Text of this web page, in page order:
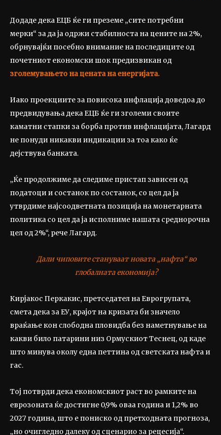
Додаде дека ЕЦБ ќе ги преземе „сите потребни
мерки“ за да ја одржи стабилноста на цените на 2%,
обрнувајќи посебно внимание на последиците од
почетниот економски шок предизвикан од
зголемувањето на цената на енергијата.
Иако проекциите за повисока инфлација доведоа до
предвидувања дека ЕЦБ ќе ги зголеми своите
каматни стапки за борба против инфлацијата, Лагард
не понуди никакви индикации за тоа како ќе
дејствува банката.
„Ќе продолжиме да следиме пристап зависен од
податоци и состанок по состанок, со цел да ја
утврдиме најсоодветната позиција на монетарната
политика со цел да ја исполниме нашата среднорочна
цел од 2%“, рече Лагард.
Дали чиповите стануваат новата „нафта“ во
глобалната економија?
Кирјакос Перкакис, претседател на Еврогрупата,
смета дека за ЕУ, крајот на кризата би значело
враќање кон слободна пловидба без наметнување на
какви било патарини низ Ормускиот Теснец, од каде
што минува околу една петтина од светската нафта и
гас.
Тој потврди дека економскиот раст во рамките на
еврозоната ќе достигне 0,9% оваа година и 1,2% во
2027 година, што е пониско од претходната прогноза,
„но очигледно далеку од сценарио за рецесија“.